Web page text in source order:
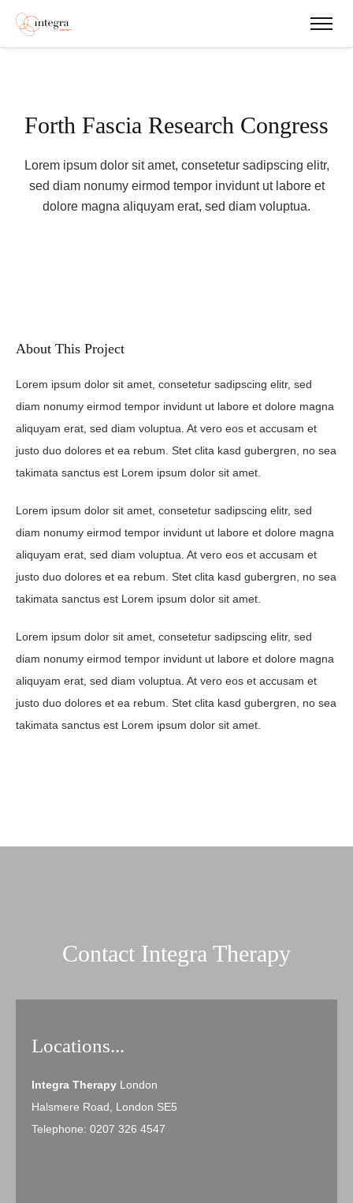
Forth Fascia Research Congress
Lorem ipsum dolor sit amet, consetetur sadipscing elitr,
sed diam nonumy eirmod tempor invidunt ut labore et
dolore magna aliquyam erat, sed diam voluptua.
About This Project
Lorem ipsum dolor sit amet, consetetur sadipscing elitr, sed
diam nonumy eirmod tempor invidunt ut labore et dolore magna
aliquyam erat, sed diam voluptua. At vero eos et accusam et
justo duo dolores et ea rebum. Stet clita kasd gubergren, no sea
takimata sanctus est Lorem ipsum dolor sit amet.
Lorem ipsum dolor sit amet, consetetur sadipscing elitr, sed
diam nonumy eirmod tempor invidunt ut labore et dolore magna
aliquyam erat, sed diam voluptua. At vero eos et accusam et
justo duo dolores et ea rebum. Stet clita kasd gubergren, no sea
takimata sanctus est Lorem ipsum dolor sit amet.
Lorem ipsum dolor sit amet, consetetur sadipscing elitr, sed
diam nonumy eirmod tempor invidunt ut labore et dolore magna
aliquyam erat, sed diam voluptua. At vero eos et accusam et
justo duo dolores et ea rebum. Stet clita kasd gubergren, no sea
takimata sanctus est Lorem ipsum dolor sit amet.
Contact Integra Therapy
Locations...
Integra Therapy London
Halsmere Road, London SE5
Telephone: 0207 326 4547